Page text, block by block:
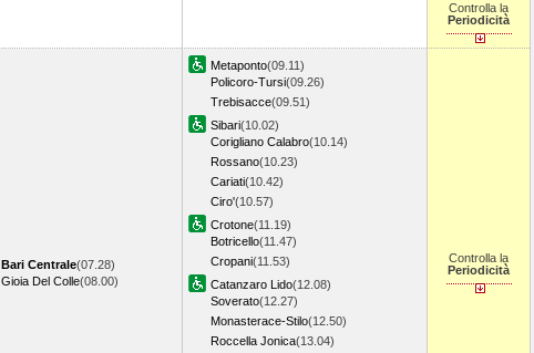
Controlla la
Periodicità
Bari Centrale(07.28)
Gioia Del Colle(08.00)
Metaponto(09.11)
Policoro-Tursi(09.26)
Trebisacce(09.51)
Sibari(10.02)
Corigliano Calabro(10.14)
Rossano(10.23)
Cariati(10.42)
Ciro'(10.57)
Crotone(11.19)
Botricello(11.47)
Cropani(11.53)
Catanzaro Lido(12.08)
Soverato(12.27)
Monasterace-Stilo(12.50)
Roccella Jonica(13.04)
Controlla la
Periodicità